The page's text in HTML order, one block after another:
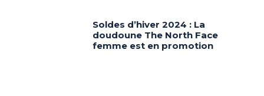
Soldes d’hiver 2024 : La
doudoune The North Face
femme est en promotion